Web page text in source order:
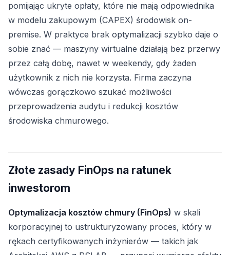
pomijając ukryte opłaty, które nie mają odpowiednika
w modelu zakupowym (CAPEX) środowisk on-
premise. W praktyce brak optymalizacji szybko daje o
sobie znać — maszyny wirtualne działają bez przerwy
przez całą dobę, nawet w weekendy, gdy żaden
użytkownik z nich nie korzysta. Firma zaczyna
wówczas gorączkowo szukać możliwości
przeprowadzenia audytu i redukcji kosztów
środowiska chmurowego.
Złote zasady FinOps na ratunek
inwestorom
Optymalizacja kosztów chmury (FinOps) w skali
korporacyjnej to ustrukturyzowany proces, który w
rękach certyfikowanych inżynierów — takich jak